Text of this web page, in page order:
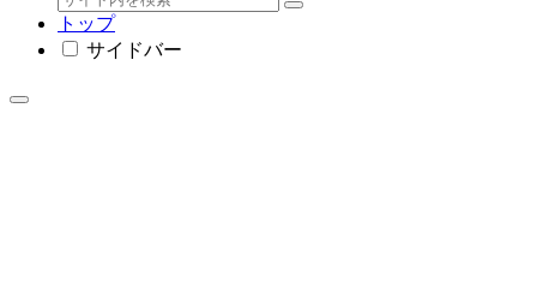
トップ
サイドバー